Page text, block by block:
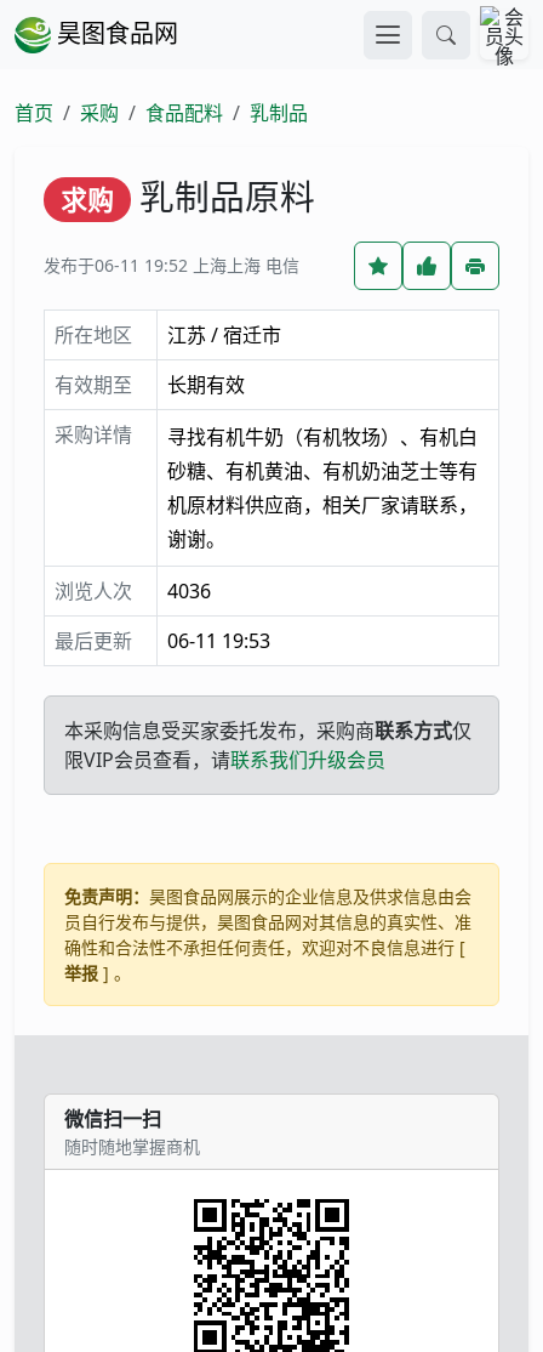
昊图食品网
首页 采购 食品配料 乳制品
求购 乳制品原料
发布于06-11 19:52 上海上海 电信
所在地区
江苏 / 宿迁市
有效期至
长期有效
采购详情
寻找有机牛奶（有机牧场）、有机白
砂糖、有机黄油、有机奶油芝士等有
机原材料供应商，相关厂家请联系，
谢谢。
浏览人次
4036
最后更新
06-11 19:53
本采购信息受买家委托发布，采购商联系方式仅
限VIP会员查看，请联系我们升级会员
免责声明： 昊图食品网展示的企业信息及供求信息由会
员自行发布与提供，昊图食品网对其信息的真实性、准
确性和合法性不承担任何责任，欢迎对不良信息进行 [
举报 ] 。
微信扫一扫
随时随地掌握商机